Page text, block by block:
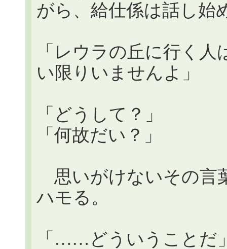
がら、給仕係は話し始
「レウラの丘に行く
い限りいませんよ」
「どうして？」
「何故だい？」
思いがけないその言
ハモる。
「……どういうことだ